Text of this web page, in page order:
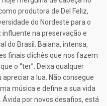
produtora de Del Feliz,
do Nordeste para o
na preservação e
do Brasil. Baiana, intensa,
finais clichês que nos fazem
o “ter”. Deixa qualquer
a lua. Não consegue
música e define a sua vida
por novos desafios, está